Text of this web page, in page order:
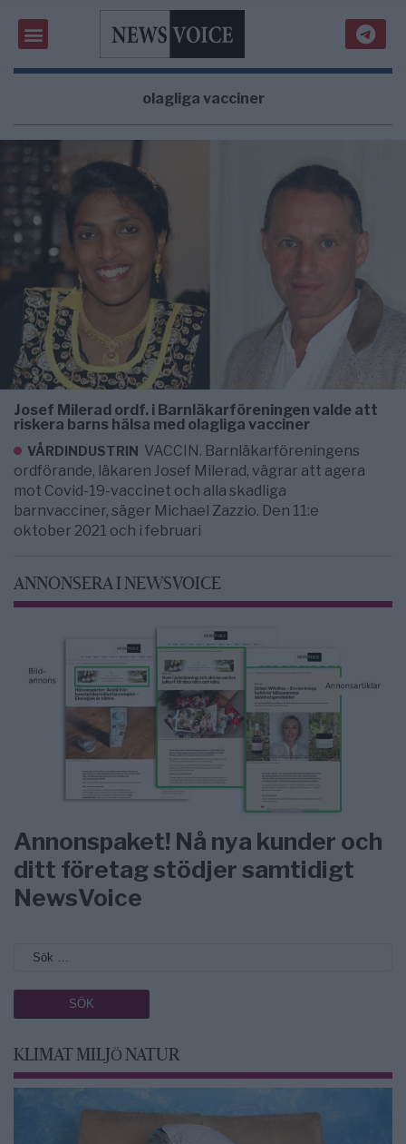
olagliga vacciner
Josef Milerad ordf. i Barnläkarföreningen valde att
riskera barns hälsa med olagliga vacciner
VÅRDINDUSTRIN VACCIN. Barnläkarföreningens
ordförande, läkaren Josef Milerad, vägrar att agera
mot Covid-19-vaccinet och alla skadliga
barnvacciner, säger Michael Zazzio. Den 11:e
oktober 2021 och i februari
ANNONSERA I NEWSVOICE
Annonspaket! Nå nya kunder och
ditt företag stödjer samtidigt
NewsVoice
KLIMAT MILJÖ NATUR